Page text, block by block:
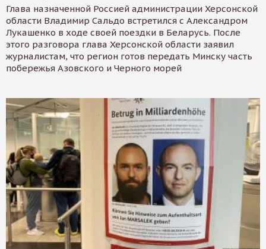
Глава назначенной Россией администрации Херсонской
области Владимир Сальдо встретился с Александром
Лукашенко в ходе своей поездки в Беларусь. После
этого разговора глава Херсонской области заявил
журналистам, что регион готов передать Минску часть
побережья Азовского и Черного морей